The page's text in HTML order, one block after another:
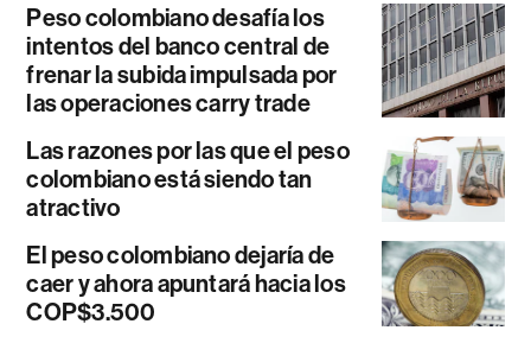
Peso colombiano desafía los
intentos del banco central de
frenar la subida impulsada por
las operaciones carry trade
Las razones por las que el peso
colombiano está siendo tan
atractivo
El peso colombiano dejaría de
caer y ahora apuntará hacia los
COP$3.500